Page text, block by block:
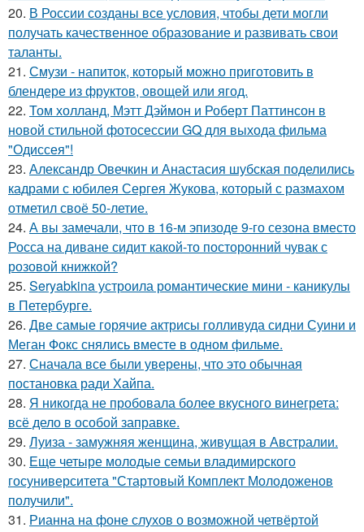
20. В России созданы все условия, чтобы дети могли
получать качественное образование и развивать свои
таланты.
21. Смузи - напиток, который можно приготовить в
блендере из фруктов, овощей или ягод.
22. Том холланд, Мэтт Дэймон и Роберт Паттинсон в
новой стильной фотосессии GQ для выхода фильма
"Одиссея"!
23. Александр Овечкин и Анастасия шубская поделились
кадрами с юбилея Сергея Жукова, который с размахом
отметил своё 50-летие.
24. А вы замечали, что в 16-м эпизоде 9-го сезона вместо
Росса на диване сидит какой-то посторонний чувак с
розовой книжкой?
25. Seryabkina устроила романтические мини - каникулы
в Петербурге.
26. Две самые горячие актрисы голливуда сидни Суини и
Меган Фокс снялись вместе в одном фильме.
27. Сначала все были уверены, что это обычная
постановка ради Хайпа.
28. Я никогда не пробовала более вкусного винегрета:
всё дело в особой заправке.
29. Луиза - замужняя женщина, живущая в Австралии.
30. Еще четыре молодые семьи владимирского
госуниверситета "Стартовый Комплект Молодоженов
получили".
31. Рианна на фоне слухов о возможной четвёртой